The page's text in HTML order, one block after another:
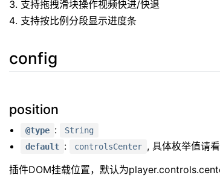
支持拖拽滑块操作视频快进/快退
支持按比例分段显示进度条
config
position
@type :
String
default : controlsCenter , 具体枚举值请看
插件DOM挂载位置，默认为